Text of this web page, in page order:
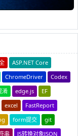
ASP.NET Core
ChromeDriver
Codex
淆 edge.js
EF
excel
FastReport
form提交
git
串
JS转换对象JSON